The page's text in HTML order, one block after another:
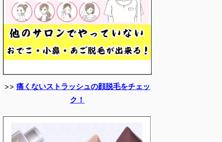
>> 痛くないストラッシュの顔脱毛をチェッ
ク！